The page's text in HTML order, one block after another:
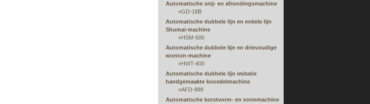
Automatische snij- en afrondingsmachine
»GD-18B
Automatische dubbele lijn en enkele lijn
Shumai-machine
»HSM-600
Automatische dubbele lijn en drievoudige
wonton-machine
»HWT-400
Automatische dubbele lijn imitatie
handgemaakte knoedelmachine
»AFD-888
Automatische korstvorm- en vormmachine